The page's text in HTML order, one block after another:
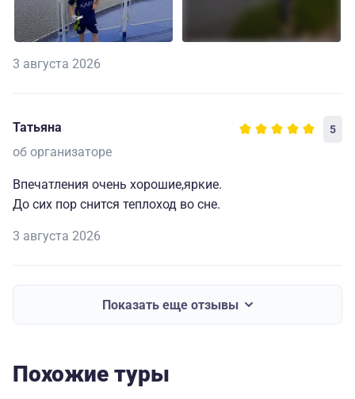
3 августа 2026
Татьяна 5
об организаторе
Впечатления очень хорошие,яркие.
До сих пор снится теплоход во сне.
3 августа 2026
Показать еще отзывы
Похожие туры